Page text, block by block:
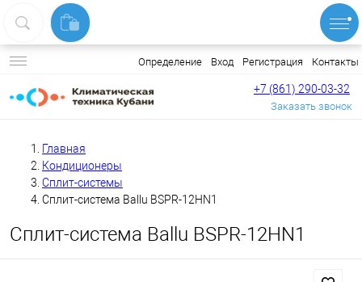
Определение Вход Регистрация Контакты
+7 (861) 290-03-32
Заказать звонок
Главная
Кондиционеры
Сплит-системы
Сплит-система Ballu BSPR-12HN1
Сплит-система Ballu BSPR-12HN1